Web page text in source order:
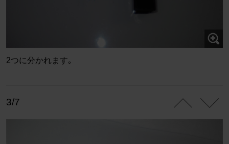
2つに分かれます｡
3/7